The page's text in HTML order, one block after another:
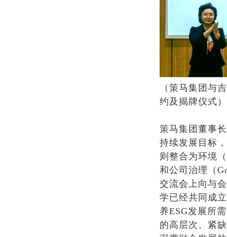
（策马集团与
约及揭牌仪式）
策马集团董事
持续发展目标
则整合为环境
和公司治理（
交流会上向与
学已经共同成
养ESG发展所
的高层次、紧